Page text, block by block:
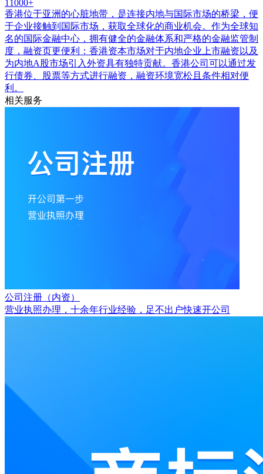
11000+
香港位于亚洲的心脏地带，是连接内地与国际市场的桥梁，便
于企业接触到国际市场，获取全球化的商业机会。作为全球知
名的国际金融中心，拥有健全的金融体系和严格的金融监管制
度，融资页更便利：香港资本市场对于内地企业上市融资以及
为内地A股市场引入外资具有独特贡献。香港公司可以通过发
行债券、股票等方式进行融资，融资环境宽松且条件相对便
利。
相关服务
公司注册（内资）
营业执照办理，十余年行业经验，足不出户快速开公司